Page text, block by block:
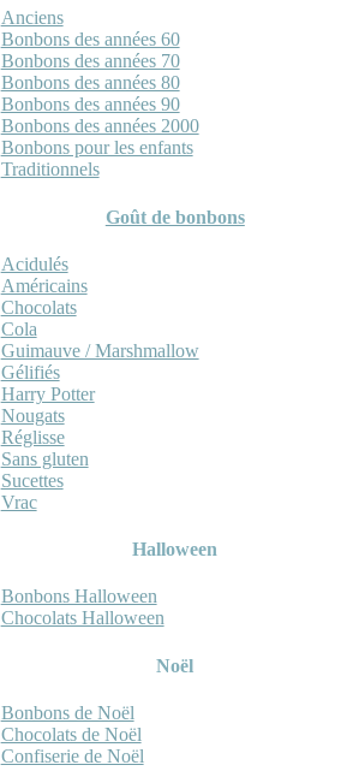
Anciens
Bonbons des années 60
Bonbons des années 70
Bonbons des années 80
Bonbons des années 90
Bonbons des années 2000
Bonbons pour les enfants
Traditionnels
Goût de bonbons
Acidulés
Américains
Chocolats
Cola
Guimauve / Marshmallow
Gélifiés
Harry Potter
Nougats
Réglisse
Sans gluten
Sucettes
Vrac
Halloween
Bonbons Halloween
Chocolats Halloween
Noël
Bonbons de Noël
Chocolats de Noël
Confiserie de Noël